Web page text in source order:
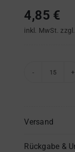
4,85 €
inkl. MwSt. zzgl.
–
+
Versand
Rückgabe &